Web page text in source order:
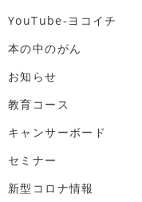
YouTube-ヨコイチ
本の中のがん
お知らせ
教育コース
キャンサーボード
セミナー
新型コロナ情報